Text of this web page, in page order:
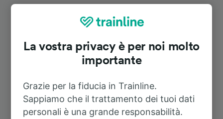
Durata
A Aeroporto Colonia Bonn 1h 1m
La vostra privacy è per noi molto
importante
Grazie per la fiducia in Trainline.
Sappiamo che il trattamento dei tuoi dati
personali è una grande responsabilità.